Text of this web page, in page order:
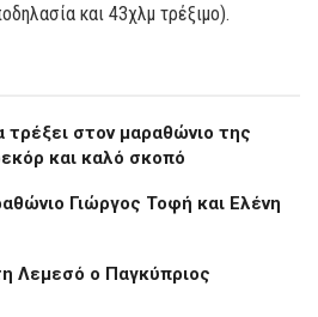
και 43χλμ τρέξιμο).
τρέξει στον μαραθώνιο της
και καλό σκοπό
Γιώργος Τοφή και Ελένη
Λεμεσό ο Παγκύπριος